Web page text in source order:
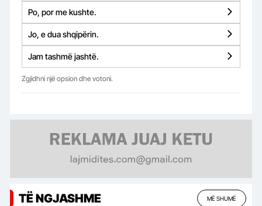
Po, por me kushte.
Jo, e dua shqipërin.
Jam tashmë jashtë.
Zgjidhni një opsion dhe votoni.
TË NGJASHME MË SHUMË